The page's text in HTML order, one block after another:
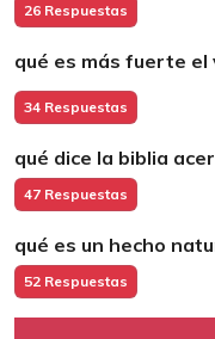
26 Respuestas
qué es más fuerte el
34 Respuestas
qué dice la biblia
47 Respuestas
qué es un hecho
52 Respuestas